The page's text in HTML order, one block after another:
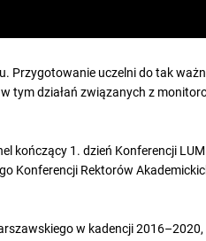
Przygotowanie uczelni do tak
tym działań związanych z
kończący 1. dzień Konferencji
Konferencji Rektorów
w kadencji 2016–2020,